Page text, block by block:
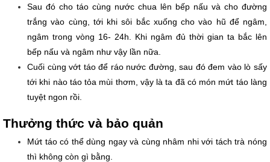
Sau đó cho táo cùng nước chua lên bếp nấu và cho đường
trắng vào cùng, tới khi sôi bắc xuống cho vào hũ để ngâm,
ngâm trong vòng 16- 24h. Khi ngâm đủ thời gian ta bắc lên
bếp nấu và ngâm như vậy lần nữa.
Cuối cùng vớt táo để ráo nước đường, sau đó đem vào lò sấy
tới khi nào táo tỏa mùi thơm, vậy là ta đã có món mứt táo làng
tuyệt ngon rồi.
Thưởng thức và bảo quản
Mứt táo có thể dùng ngay và cùng nhâm nhi với tách trà nóng
thì không còn gì bằng.